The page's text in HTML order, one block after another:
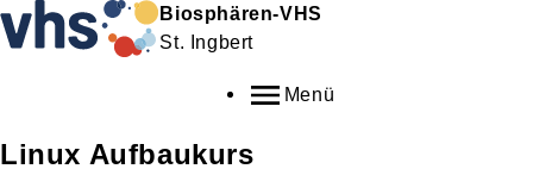
Biosphären-VHS
St. Ingbert
Menü
Linux Aufbaukurs